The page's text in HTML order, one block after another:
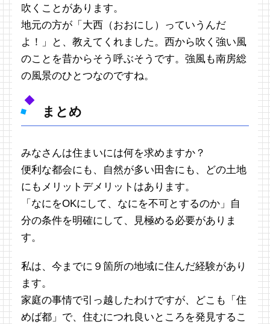
吹くことがあります。
地元の方が「大西（おおにし）っていうんだ
よ！」と、教えてくれました。西から吹く強い風
のことを昔からそう呼ぶそうです。強風も南房総
の風景のひとつなのですね。
まとめ
みなさんは住まいには何を求めますか？
便利な都会にも、自然が多い田舎にも、どの土地
にもメリットデメリットはあります。
「なにをOKにして、なにを不可とするのか」自
分の条件を明確にして、見極める必要がありま
す。
私は、今までに９箇所の地域に住んだ経験があり
ます。
家庭の事情で引っ越したわけですが、どこも「住
めば都」で、住むにつれ良いところを発見するこ